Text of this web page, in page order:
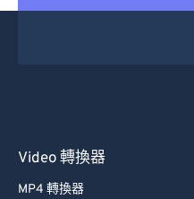
Video 轉換器
MP4 轉換器